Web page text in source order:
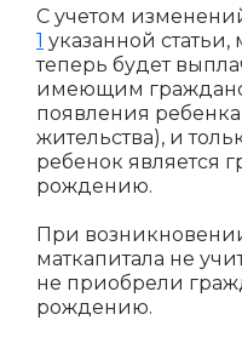
С учетом
1 указанной
теперь будет
имеющим
появления
жительства), и
ребенок является
рождению.
При
маткапитала не
не приобрели
рождению.